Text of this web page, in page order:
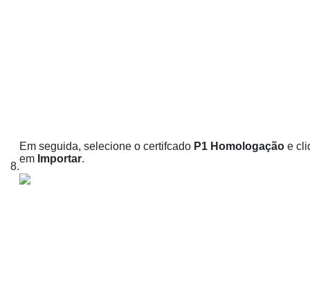
8.
Em seguida, selecione o certifcado P1 Homologação e
em Importar.